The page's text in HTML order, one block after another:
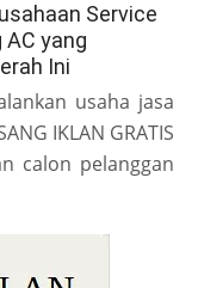
Service
AC yang
Ini
usaha jasa
IKLAN GRATIS
calon pelanggan